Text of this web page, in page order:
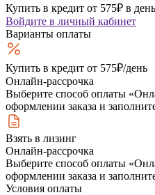
Купить в кредит от 575₽ в день
Войдите в личный кабинет
Варианты оплаты
Купить в кредит от 575₽/день
Онлайн-рассрочка
Выберите способ оплаты
оформлении заказа и
Взять в лизинг
Онлайн-рассрочка
Выберите способ оплаты
оформлении заказа и
Условия оплаты